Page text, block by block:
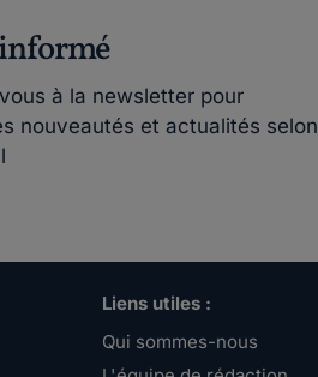
à la newsletter pour
nouveautés et actualités selon
Liens utiles :
Qui sommes-nous